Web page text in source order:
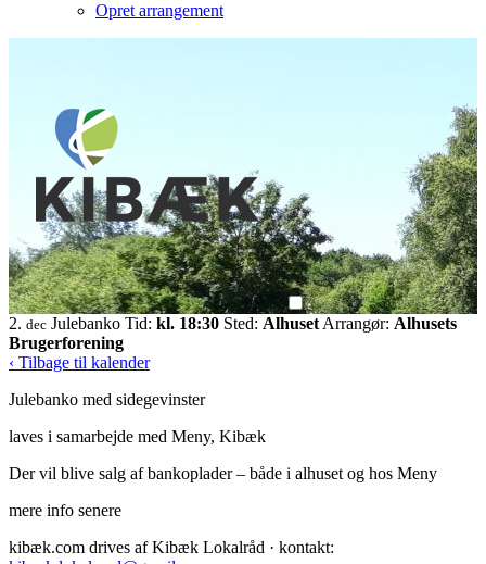
Opret arrangement
2. dec Julebanko Tid: kl. 18:30 Sted: Alhuset Arrangør: Alhusets
Brugerforening
‹ Tilbage til kalender
Julebanko med sidegevinster
laves i samarbejde med Meny, Kibæk
Der vil blive salg af bankoplader – både i alhuset og hos Meny
mere info senere
kibæk.com drives af Kibæk Lokalråd · kontakt: